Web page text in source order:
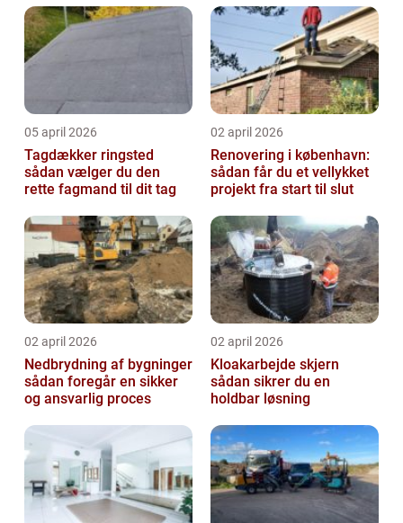
05 april 2026
Tagdækker ringsted
sådan vælger du den
rette fagmand til dit tag
02 april 2026
Renovering i københavn:
sådan får du et vellykket
projekt fra start til slut
02 april 2026
Nedbrydning af bygninger
sådan foregår en sikker
og ansvarlig proces
02 april 2026
Kloakarbejde skjern
sådan sikrer du en
holdbar løsning